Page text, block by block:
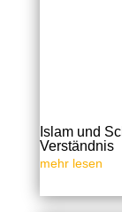
Islam und
Verständnis
mehr lesen